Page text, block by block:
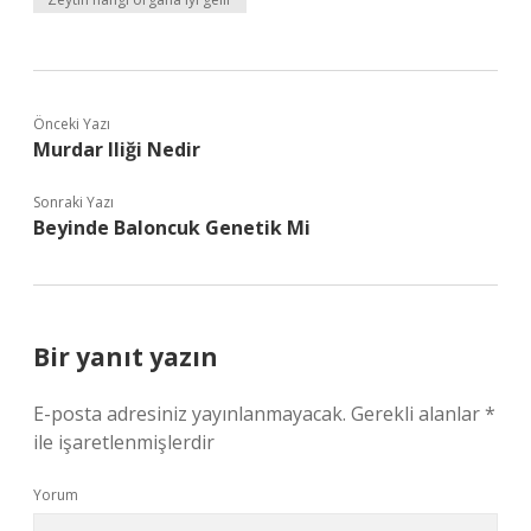
Önceki Yazı
Murdar Iliği Nedir
Sonraki Yazı
Beyinde Baloncuk Genetik Mi
Bir yanıt yazın
E-posta adresiniz yayınlanmayacak. Gerekli alanlar*
ile işaretlenmişlerdir
Yorum